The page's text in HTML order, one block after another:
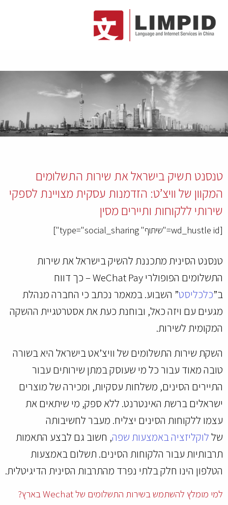
טנסנט תשיק בישראל את שירות התשלומים
המקוון של וויצ’ט: הזדמנות עסקית מצויינת לספקי
שירותי ללקוחות ותיירים מסין
[wd_hustle id="שיתוף" type="social_sharing"]
טנסנט הסינית מתכננת להשיק בישראל את שירות
התשלומים הפופולרי WeChat Pay – כך דווח
ב”כלכליסט” השבוע. במאמר נכתב כי החברה מנהלת
מגעים עם ויזה כאל, ובוחנת כעת את אסטרטגיית ההשקה
המקומית לשירות.
השקת שירות התשלומים של וויצ’אט בישראל היא בשורה
טובה מאוד עבור כל מי שעוסק במתן שירותים עבור
התיירים הסינים, משלחות עסקיות, ומכירה של מוצרים
ישראלים ברשת האינטרנט. ללא ספק, מי שיתאים את
עצמו ללקוחות הסינים יצליח. מעבר לחשיבותה
שללוקליזציה באמצעות שפה, חשוב גם לבצע התאמות
תרבותיות עבור הלקוחות הסינים. תשלום באמצעות
הטלפון הינו חלק בלתי נפרד מהתרבות הסינית הדיגיטלית.
למי מומלץ להשתמש בשירות התשלומים של Wechat בארץ?